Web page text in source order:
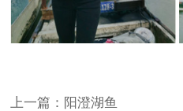
上一篇：阳澄湖鱼